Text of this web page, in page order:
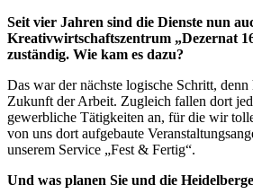
Seit vier Jahren sind die Dienste nun
Kreativwirtschaftszentrum „Dezernat
zuständig. Wie kam es dazu?
Das war der nächste logische Schritt, denn
Zukunft der Arbeit. Zugleich fallen dort
gewerbliche Tätigkeiten an, für die wir
von uns dort aufgebaute
unserem Service „Fest & Fertig“.
Und was planen Sie und die